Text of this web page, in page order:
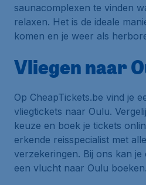
saunacomplexen te vinden
relaxen. Het is de ideale
komen en je weer als
Vliegen naar
Op CheapTickets.be vind je
vliegtickets naar Oulu.
keuze en boek je tickets
erkende reisspecialist met
verzekeringen. Bij ons kan
een vlucht naar Oulu boeken.